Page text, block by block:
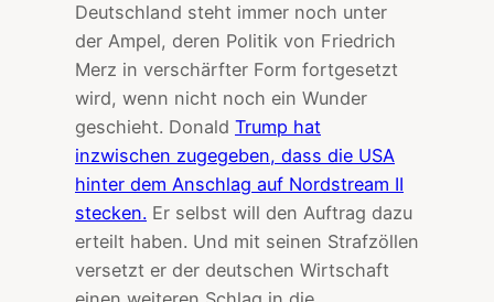
Deutschland steht immer noch unter
der Ampel, deren Politik von Friedrich
Merz in verschärfter Form fortgesetzt
wird, wenn nicht noch ein Wunder
geschieht. Donald Trump hat
inzwischen zugegeben, dass die USA
hinter dem Anschlag auf Nordstream II
stecken. Er selbst will den Auftrag dazu
erteilt haben. Und mit seinen Strafzöllen
versetzt er der deutschen Wirtschaft